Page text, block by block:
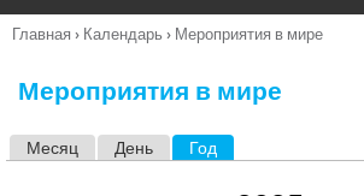
п
Вы
Главная › Календарь › Мероприятия в мире
Мероприятия в мире
Месяц День Год